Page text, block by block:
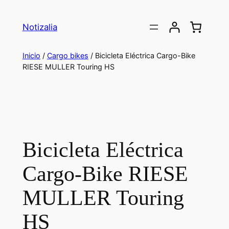
Notizalia
Inicio / Cargo bikes / Bicicleta Eléctrica Cargo-Bike
RIESE MULLER Touring HS
Bicicleta Eléctrica
Cargo-Bike RIESE
MULLER Touring
HS